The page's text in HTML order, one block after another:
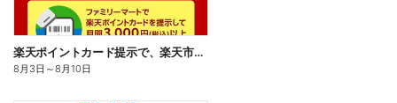
楽天ポイントカード提示で、楽天市場でのお買い物がおトクに!
8月3日 ～8月10日